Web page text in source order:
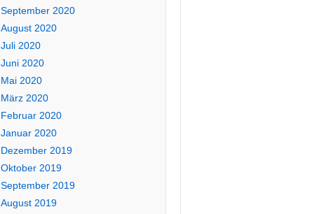
September 2020
August 2020
Juli 2020
Juni 2020
Mai 2020
März 2020
Februar 2020
Januar 2020
Dezember 2019
Oktober 2019
September 2019
August 2019